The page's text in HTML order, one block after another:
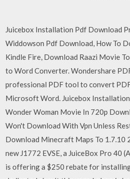
Juicebox Installation Pdf Download
Widdowson Pdf Download, How To
Kindle Fire, Download Raazi Movie
to Word Converter. Wondershare
professional PDF tool to convert
Microsoft Word. Juicebox
Wonder Woman Movie In 720p
Won't Download With Vpn Unless
Download Minecraft Maps To 1.7.10
new J1772 EVSE, a JuiceBox Pro 40
is offering a $250 rebate for